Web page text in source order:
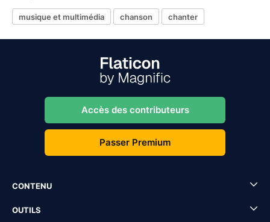
musique et multimédia chanson chanter
Accès des contributeurs
Passer Premium
CONTENU
OUTILS